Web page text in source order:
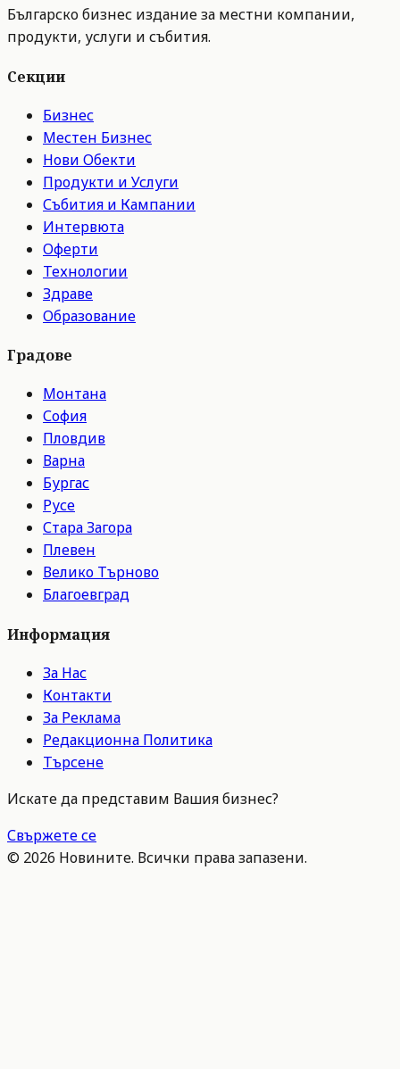
Българско бизнес издание за местни компании,
продукти, услуги и събития.
Секции
Бизнес
Местен Бизнес
Нови Обекти
Продукти и Услуги
Събития и Кампании
Интервюта
Оферти
Технологии
Здраве
Образование
Градове
Монтана
София
Пловдив
Варна
Бургас
Русе
Стара Загора
Плевен
Велико Търново
Благоевград
Информация
За Нас
Контакти
За Реклама
Редакционна Политика
Търсене
Искате да представим Вашия бизнес?
Свържете се
© 2026 Новините. Всички права запазени.